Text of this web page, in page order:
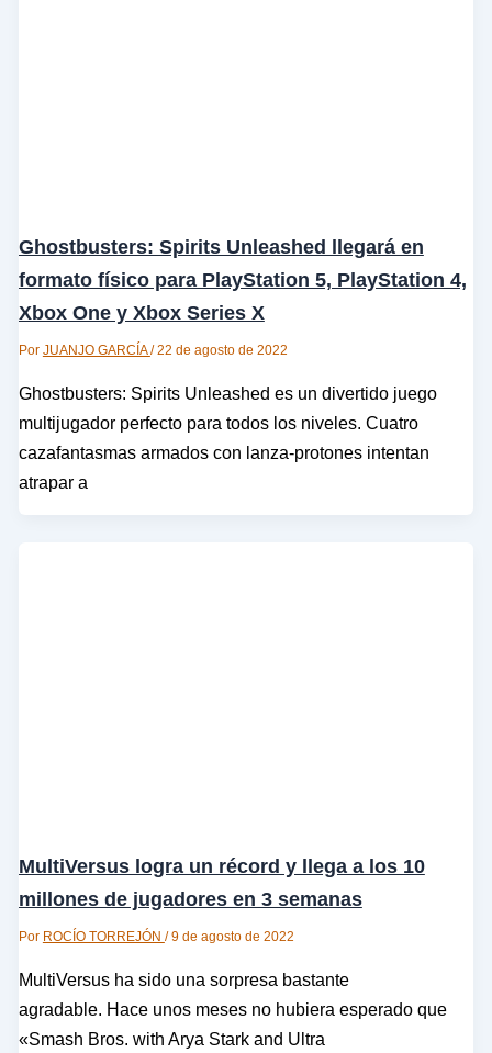
Ghostbusters: Spirits Unleashed llegará en
formato físico para PlayStation 5, PlayStation 4,
Xbox One y Xbox Series X
Por JUANJO GARCÍA/22 de agosto de 2022
Ghostbusters: Spirits Unleashed es un divertido juego
multijugador perfecto para todos los niveles. Cuatro
cazafantasmas armados con lanza-protones intentan
atrapar a
MultiVersus logra un récord y llega a los 10
millones de jugadores en 3 semanas
Por ROCÍO TORREJÓN /9 de agosto de 2022
MultiVersus ha sido una sorpresa bastante
agradable. Hace unos meses no hubiera esperado que
«Smash Bros. with Arya Stark and Ultra